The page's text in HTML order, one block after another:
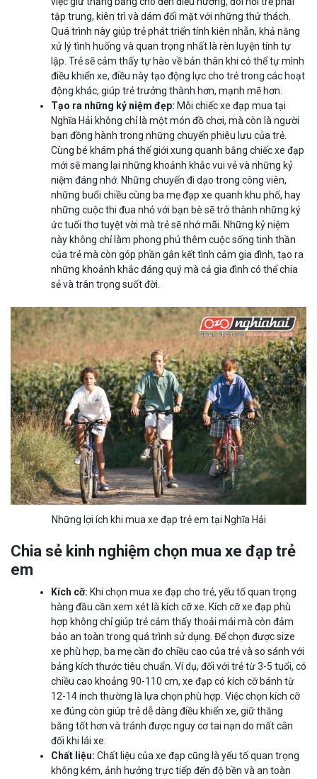
tập trung, kiên trì và dám đối mặt với những thử thách.
Quá trình này giúp trẻ phát triển tính kiên nhẫn, khả năng
xử lý tình huống và quan trọng nhất là rèn luyện tính tự
lập. Trẻ sẽ cảm thấy tự hào về bản thân khi có thể tự mình
điều khiển xe, điều này tạo động lực cho trẻ trong các hoạt
động khác, giúp trẻ trưởng thành hơn, mạnh mẽ hơn.
Tạo ra những kỷ niệm đẹp: Mỗi chiếc xe đạp mua tại
Nghĩa Hải không chỉ là một món đồ chơi, mà còn là người
bạn đồng hành trong những chuyến phiêu lưu của trẻ.
Cùng bé khám phá thế giới xung quanh bằng chiếc xe đạp
mới sẽ mang lại những khoảnh khắc vui vẻ và những kỷ
niệm đáng nhớ. Những chuyến đi dạo trong công viên,
những buổi chiều cùng ba mẹ đạp xe quanh khu phố, hay
những cuộc thi đua nhỏ với bạn bè sẽ trở thành những ký
ức tuổi thơ tuyệt vời mà trẻ sẽ nhớ mãi. Những kỷ niệm
này không chỉ làm phong phú thêm cuộc sống tinh thần
của trẻ mà còn góp phần gắn kết tình cảm gia đình, tạo ra
những khoảnh khắc đáng quý mà cả gia đình có thể chia
sẻ và trân trọng suốt đời.
Những lợi ích khi mua xe đạp trẻ em tại Nghĩa Hải
Chia sẻ kinh nghiệm chọn mua xe đạp trẻ
em
Kích cỡ: Khi chọn mua xe đạp cho trẻ, yếu tố quan trọng
hàng đầu cần xem xét là kích cỡ xe. Kích cỡ xe đạp phù
hợp không chỉ giúp trẻ cảm thấy thoải mái mà còn đảm
bảo an toàn trong quá trình sử dụng. Để chọn được size
xe phù hợp, ba mẹ cần đo chiều cao của trẻ và so sánh với
bảng kích thước tiêu chuẩn. Ví dụ, đối với trẻ từ 3-5 tuổi, có
chiều cao khoảng 90-110 cm, xe đạp có kích cỡ bánh từ
12-14 inch thường là lựa chọn phù hợp. Việc chọn kích cỡ
xe đúng còn giúp trẻ dễ dàng điều khiển xe, giữ thăng
bằng tốt hơn và tránh được nguy cơ tai nạn do mất cân
đối khi lái xe.
Chất liệu: Chất liệu của xe đạp cũng là yếu tố quan trọng
không kém, ảnh hưởng trực tiếp đến độ bền và an toàn